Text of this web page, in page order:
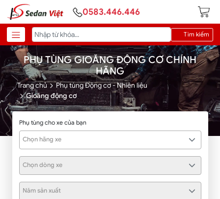
0583.446.446
Tìm kiếm
PHỤ TÙNG GIOĂNG ĐỘNG CƠ CHÍNH
HÃNG
Trang chủ
Phụ tùng Động cơ - Nhiên liệu
Gioăng động cơ
Phụ tùng cho xe của bạn
Chọn hãng xe
Chọn dòng xe
Năm sản xuất